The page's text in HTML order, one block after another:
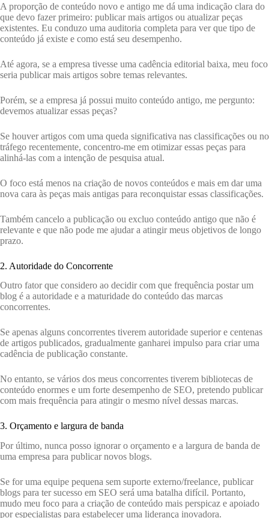
A proporção de conteúdo novo e antigo me dá uma indicação clara do
que devo fazer primeiro: publicar mais artigos ou atualizar peças
existentes. Eu conduzo uma auditoria completa para ver que tipo de
conteúdo já existe e como está seu desempenho.
Até agora, se a empresa tivesse uma cadência editorial baixa, meu foco
seria publicar mais artigos sobre temas relevantes.
Porém, se a empresa já possui muito conteúdo antigo, me pergunto:
devemos atualizar essas peças?
Se houver artigos com uma queda significativa nas classificações ou no
tráfego recentemente, concentro-me em otimizar essas peças para
alinhá-las com a intenção de pesquisa atual.
O foco está menos na criação de novos conteúdos e mais em dar uma
nova cara às peças mais antigas para reconquistar essas classificações.
Também cancelo a publicação ou excluo conteúdo antigo que não é
relevante e que não pode me ajudar a atingir meus objetivos de longo
prazo.
2. Autoridade do Concorrente
Outro fator que considero ao decidir com que frequência postar um
blog é a autoridade e a maturidade do conteúdo das marcas
concorrentes.
Se apenas alguns concorrentes tiverem autoridade superior e centenas
de artigos publicados, gradualmente ganharei impulso para criar uma
cadência de publicação constante.
No entanto, se vários dos meus concorrentes tiverem bibliotecas de
conteúdo enormes e um forte desempenho de SEO, pretendo publicar
com mais frequência para atingir o mesmo nível dessas marcas.
3. Orçamento e largura de banda
Por último, nunca posso ignorar o orçamento e a largura de banda de
uma empresa para publicar novos blogs.
Se for uma equipe pequena sem suporte externo/freelance, publicar
blogs para ter sucesso em SEO será uma batalha difícil. Portanto,
mudo meu foco para a criação de conteúdo mais perspicaz e apoiado
por especialistas para estabelecer uma liderança inovadora.